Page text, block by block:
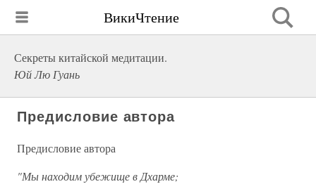
ВикиЧтение
Секреты китайской медитации.
Юй Лю Гуань
Предисловие автора
Предисловие автора
"Мы находим убежище в Дхарме;